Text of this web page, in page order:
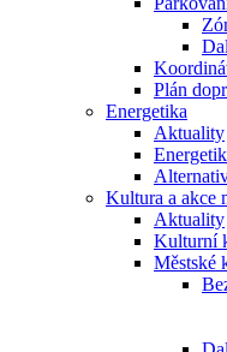
Plán
Energetika
Aktuality
Kultura a akce
Aktuality
Kulturní
Městské